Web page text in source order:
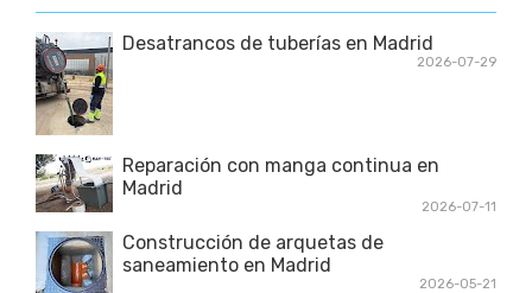
Desatrancos de tuberías en Madrid
2026-07-29
Reparación con manga continua en
Madrid
2026-07-11
Construcción de arquetas de
saneamiento en Madrid
2026-05-21